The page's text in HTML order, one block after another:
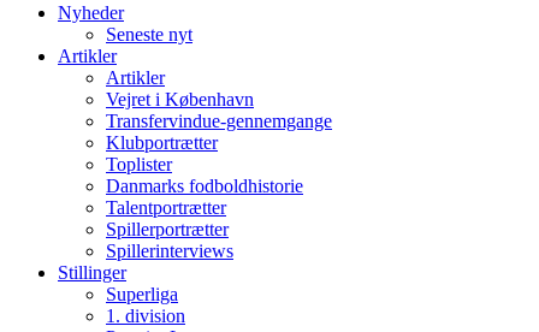
Nyheder
Seneste nyt
Artikler
Artikler
Vejret i København
Transfervindue-gennemgange
Klubportrætter
Toplister
Danmarks fodboldhistorie
Talentportrætter
Spillerportrætter
Spillerinterviews
Stillinger
Superliga
1. division